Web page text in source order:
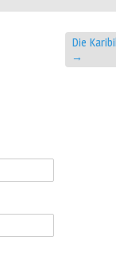
Die
→